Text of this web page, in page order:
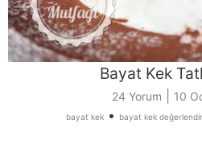
Bayat Kek
24 Yorum 10
bayat kek • bayat kek